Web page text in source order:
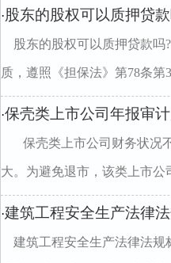
·股东的股权可以质押贷
股东的股权可以质押贷款
质，遵照《担保法》第78条
·保壳类上市公司年报审
保壳类上市公司财务状况
大。为避免退市，该类上市公
·建筑工程安全生产法律
建筑工程安全生产法律法